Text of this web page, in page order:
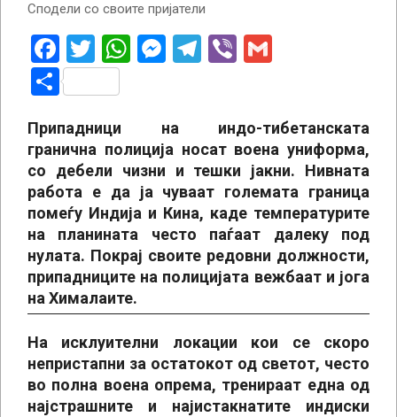
Сподели со своите пријатели
Facebook
Twitter
WhatsApp
Messenger
Telegram
Viber
Share
Припадници на индо-тибетанската
гранична полиција носат воена униформа,
со дебели чизни и тешки јакни. Нивната
работа е да ја чуваат големата граница
помеѓу Индија и Кина, каде температурите
на планината често паѓаат далеку под
нулата. Покрај своите редовни должности,
припадниците на полицијата вежбаат и јога
на Хималаите.
На исклуителни локации кои се скоро
непристапни за остатокот од светот, често
во полна воена опрема, тренираат една од
најстрашните и најистакнатите индиски